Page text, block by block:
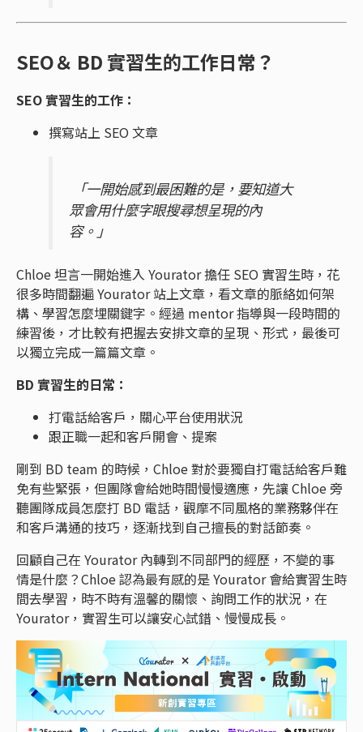
SEO＆ BD 實習生的工作日常？
SEO 實習生的工作：
撰寫站上 SEO 文章
「一開始感到最困難的是，要知道大
眾會用什麼字眼搜尋想呈現的內
容。」
Chloe 坦言一開始進入 Yourator 擔任 SEO 實習生時，花
很多時間翻遍 Yourator 站上文章，看文章的脈絡如何架
構、學習怎麼埋關鍵字。經過 mentor 指導與一段時間的
練習後，才比較有把握去安排文章的呈現、形式，最後可
以獨立完成一篇篇文章。
BD 實習生的日常：
打電話給客戶，關心平台使用狀況
跟正職一起和客戶開會、提案
剛到 BD team 的時候，Chloe 對於要獨自打電話給客戶難
免有些緊張，但團隊會給她時間慢慢適應，先讓 Chloe 旁
聽團隊成員怎麼打 BD 電話，觀摩不同風格的業務夥伴在
和客戶溝通的技巧，逐漸找到自己擅長的對話節奏。
回顧自己在 Yourator 內轉到不同部門的經歷，不變的事
情是什麼？Chloe 認為最有感的是 Yourator 會給實習生時
間去學習，時不時有溫馨的關懷、詢問工作的狀況，在
Yourator，實習生可以讓安心試錯、慢慢成長。